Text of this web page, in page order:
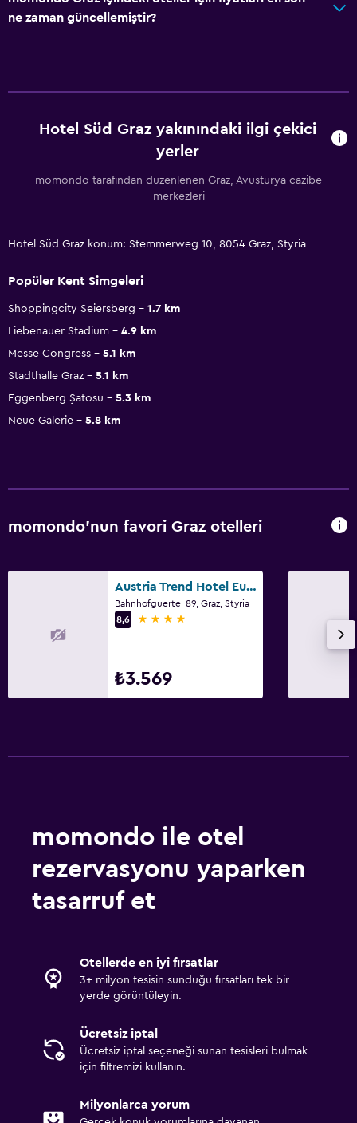
ne zaman güncellemiştir?
Hotel Süd Graz yakınındaki ilgi çekici
yerler
momondo tarafından düzenlenen Graz, Avusturya cazibe
merkezleri
Hotel Süd Graz konum: Stemmerweg 10, 8054 Graz, Styria
Popüler Kent Simgeleri
Shoppingcity Seiersberg
1.7 km
Liebenauer Stadium
4.9 km
Messe Congress
5.1 km
Stadthalle Graz
5.1 km
Eggenberg Şatosu
5.3 km
Neue Galerie
5.8 km
momondo'nun favori Graz otelleri
Austria Trend Hotel Europa Graz Hauptbahnhof
Bahnhofguertel 89, Graz, Styria
8,6
4 yıldız
₺3.569
momondo ile otel
rezervasyonu yaparken
tasarruf et
Otellerde en iyi fırsatlar
3+ milyon tesisin sunduğu fırsatları tek bir
yerde görüntüleyin.
Ücretsiz iptal
Ücretsiz iptal seçeneği sunan tesisleri bulmak
için filtremizi kullanın.
Milyonlarca yorum